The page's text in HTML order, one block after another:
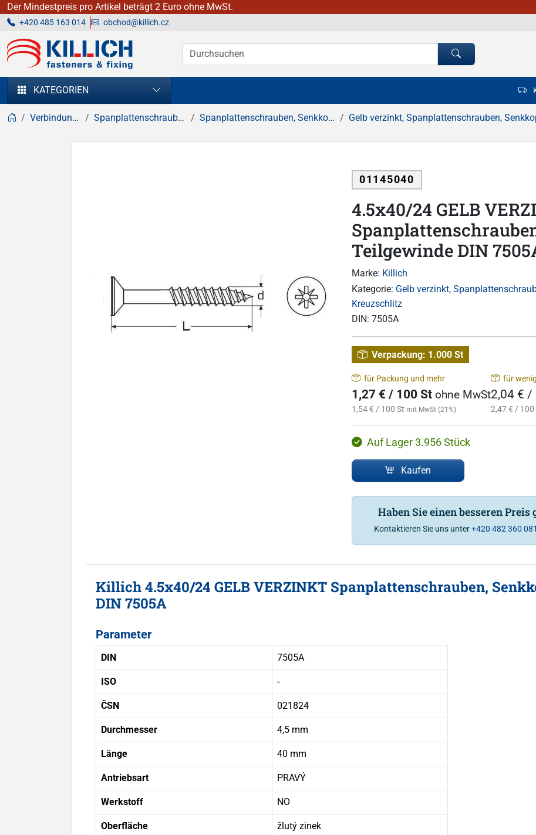
Der Mindestpreis pro Artikel beträgt 2 Euro ohne MwSt.
+420 485 163 014 obchod@killich.cz
KILLICH - Verbindungselemente
KATEGORIEN
Verbindungselemente Spanplattenschrauben, Holzschrauben Spanplattenschrauben, Senkkopf, Pozidrive Kreuzschlitz Gelb verzinkt, Spanplattenschrauben, Senkkopf, Teilgewinde, Pozidrive
01145040
4.5x40/24 GELB
Teilgewinde DIN
Marke: Killich
Kategorie: Gelb verzinkt,
Kreuzschlitz
DIN: 7505A
Verpackung: 1.000 St
für Packung und mehr
1,27 € / 100 St ohne MwSt
1,54 € / 100 St mit MwSt (21%)
für
2,04 € /
2,47 € / 100
Auf Lager 3.956 Stück
Kaufen
Haben Sie einen besseren Preis
Kontaktieren Sie uns unter+420 482 360 081
Killich 4.5x40/24 GELB VERZINKT Spanplattenschrauben,
DIN 7505A
Parameter
DIN 7505A
ISO -
ČSN 021824
Durchmesser 4,5 mm
Länge 40 mm
Antriebsart PRAVÝ
Werkstoff NO
Oberfläche žlutý zinek